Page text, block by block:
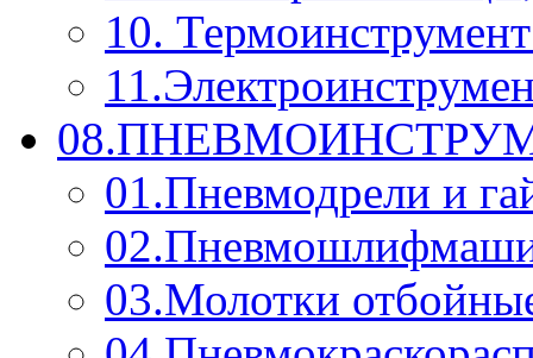
10.
01.Пневмодрели и
03.Молотки